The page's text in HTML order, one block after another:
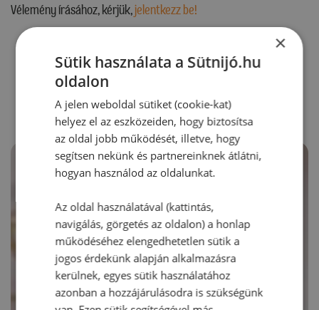
Vélemény írásához, kérjük,jelentkezz be!
RECEPTAJÁNLÓ
×
Sütik használata a Sütnijó.hu
oldalon
A jelen weboldal sütiket (cookie-kat)
helyez el az eszközeiden, hogy biztosítsa
az oldal jobb működését, illetve, hogy
segítsen nekünk és partnereinknek átlátni,
hogyan használod az oldalunkat.
Az oldal használatával (kattintás,
navigálás, görgetés az oldalon) a honlap
működéséhez elengedhetetlen sütik a
jogos érdekünk alapján alkalmazásra
kerülnek, egyes sütik használatához
azonban a hozzájárulásodra is szükségünk